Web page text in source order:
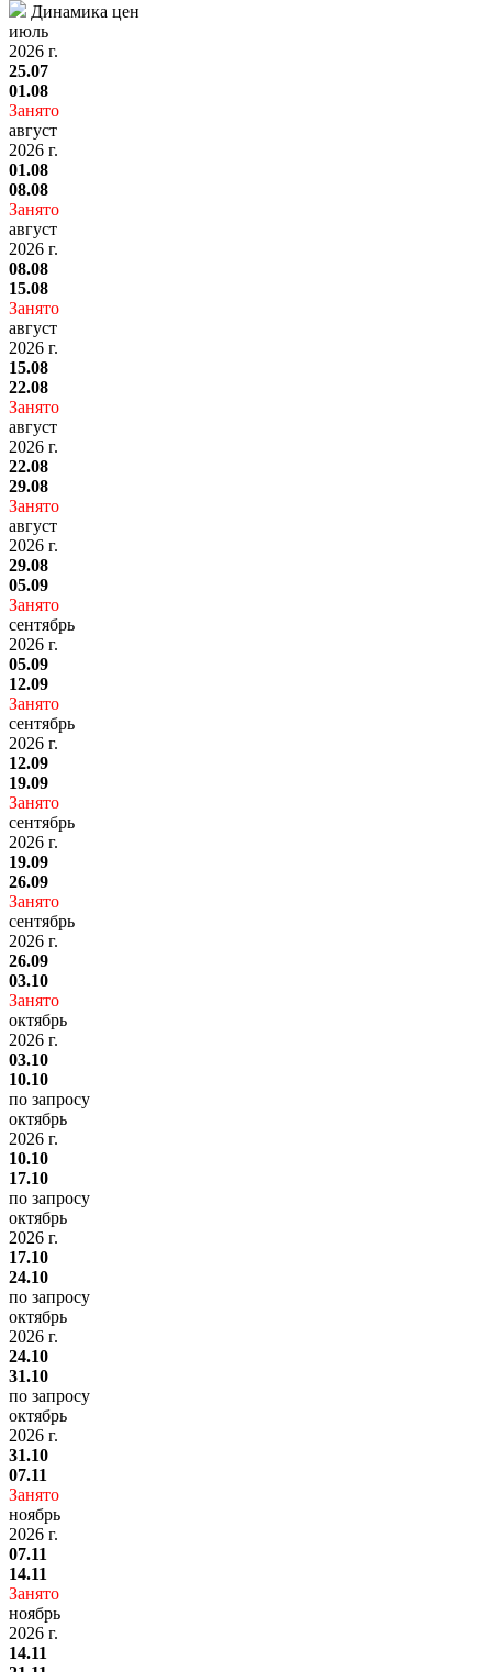
Динамика цен
июль
2026 г.
25.07
01.08
Занято
август
2026 г.
01.08
08.08
Занято
август
2026 г.
08.08
15.08
Занято
август
2026 г.
15.08
22.08
Занято
август
2026 г.
22.08
29.08
Занято
август
2026 г.
29.08
05.09
Занято
сентябрь
2026 г.
05.09
12.09
Занято
сентябрь
2026 г.
12.09
19.09
Занято
сентябрь
2026 г.
19.09
26.09
Занято
сентябрь
2026 г.
26.09
03.10
Занято
октябрь
2026 г.
03.10
10.10
по запросу
октябрь
2026 г.
10.10
17.10
по запросу
октябрь
2026 г.
17.10
24.10
по запросу
октябрь
2026 г.
24.10
31.10
по запросу
октябрь
2026 г.
31.10
07.11
Занято
ноябрь
2026 г.
07.11
14.11
Занято
ноябрь
2026 г.
14.11